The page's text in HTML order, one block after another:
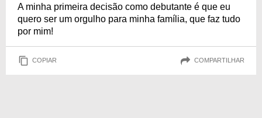
A minha primeira decisão como debutante é que eu
quero ser um orgulho para minha família, que faz tudo
por mim!
COPIAR COMPARTILHAR